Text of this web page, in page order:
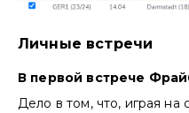
Личные встречи
В первой встрече
Дело в том, что, играя